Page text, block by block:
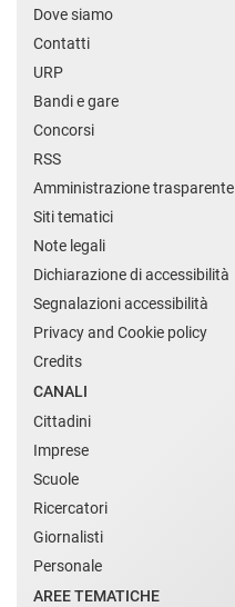
Dove siamo
Contatti
URP
Bandi e gare
Concorsi
RSS
Amministrazione trasparente
Siti tematici
Note legali
Dichiarazione di accessibilità
Segnalazioni accessibilità
Privacy and Cookie policy
Credits
CANALI
Cittadini
Imprese
Scuole
Ricercatori
Giornalisti
Personale
AREE TEMATICHE